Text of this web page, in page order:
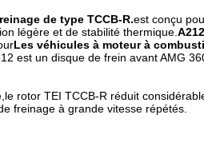
de type TCCB-R.est conçu
légère et de stabilité thermique.
Les véhicules à moteur à
est un disque de frein avant AMG
rotor TEI TCCB-R réduit
freinage à grande vitesse répétés.